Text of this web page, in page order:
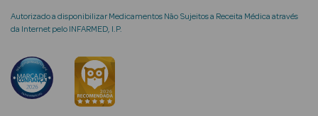
Séruns Faciais
Creme de Olhos
Anti-
envelhecimento
Autorizado a disponibilizar Medicamentos Não Sujeitos a Receita Médica através
da Internet pelo INFARMED, I.P.